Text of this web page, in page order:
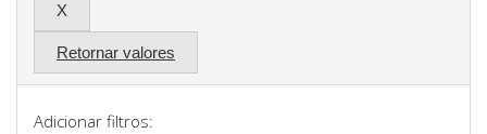
Retornar valores
Adicionar filtros: